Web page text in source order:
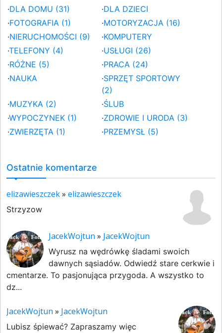
·DLA DOMU (31) ·DLA DZIECI
·FOTOGRAFIA (1) ·MOTORYZACJA (16)
·NIERUCHOMOŚCI (9) ·KOMPUTERY
·TELEFONY (4) ·USŁUGI (26)
·RÓŻNE (5) ·PRACA (24)
·NAUKA ·SPRZĘT SPORTOWY
(2)
·MUZYKA (2) ·ŚLUB
·WYPOCZYNEK (1) ·ZDROWIE I URODA (3)
·ZWIERZĘTA (1) ·PRZEMYSŁ (5)
Ostatnie komentarze
elizawieszczek» elizawieszczek
Strzyzow
JacekWojtun » JacekWojtun
Wyrusz na wędrówkę śladami swoich
dawnych sąsiadów. Odwiedź stare cerkwie i
cmentarze. To pasjonująca przygoda. A wszystko to
dz...
JacekWojtun » JacekWojtun
Lubisz śpiewać? Zapraszamy więc